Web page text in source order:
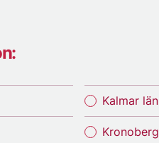
Kalmar län
Kronoberg